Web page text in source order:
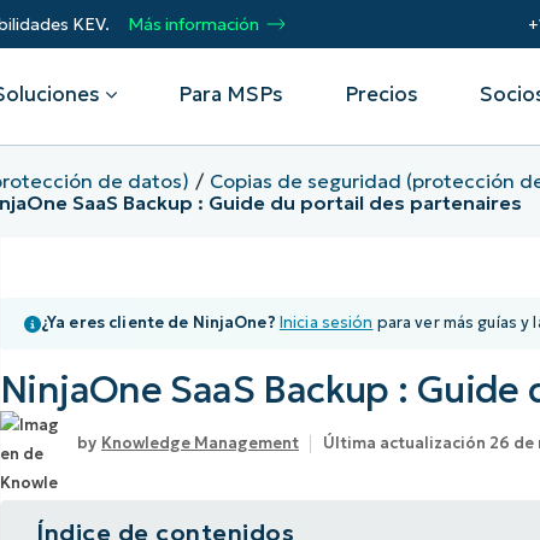
KEV. Más información
vulnerabilidades
dispositivos móviles
activos de TI
Integraciones
Microsoft Intune
Ver todas las
integraciones
Por departamento
Seguridad
Por
Para MSPs Precios
gestionados (MSP)
en socio MSP de NinjaOne.
Socios de alianza tecnológica
Script Hub
Historias de éxito
de datos)
Copias de seguridad (protección
SaaS Backup : Guide du portail des partenaires
¿Ya eres cliente de NinjaOne? Inicia sesión para ver más guías y
NinjaOne SaaS Backup :
Knowledge Management Última actualización 26 de
Índice de contenidos